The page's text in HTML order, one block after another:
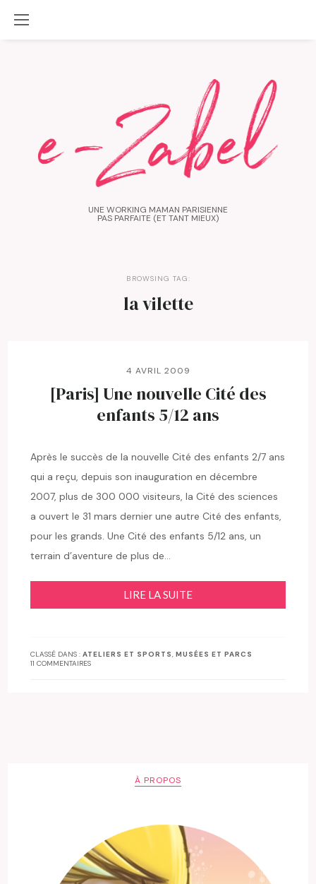
UNE WORKING MAMAN PARISIENNE
PAS PARFAITE (ET TANT MIEUX)
BROWSING TAG:
la vilette
4 AVRIL 2009
[Paris] Une nouvelle Cité des
enfants 5/12 ans
Après le succès de la nouvelle Cité des enfants 2/7 ans
qui a reçu, depuis son inauguration en décembre
2007, plus de 300 000 visiteurs, la Cité des sciences
a ouvert le 31 mars dernier une autre Cité des enfants,
pour les grands. Une Cité des enfants 5/12 ans, un
terrain d’aventure de plus de…
LIRE LA SUITE
CLASSÉ DANS :ATELIERS ET SPORTS,MUSÉES ET PARCS
11 COMMENTAIRES
À PROPOS